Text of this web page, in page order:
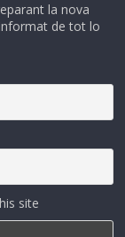
la nova
de tot lo
site